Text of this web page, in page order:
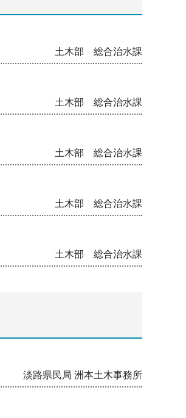
土木部 総合治水課
土木部 総合治水課
土木部 総合治水課
土木部 総合治水課
土木部 総合治水課
淡路県民局 洲本土木事務所